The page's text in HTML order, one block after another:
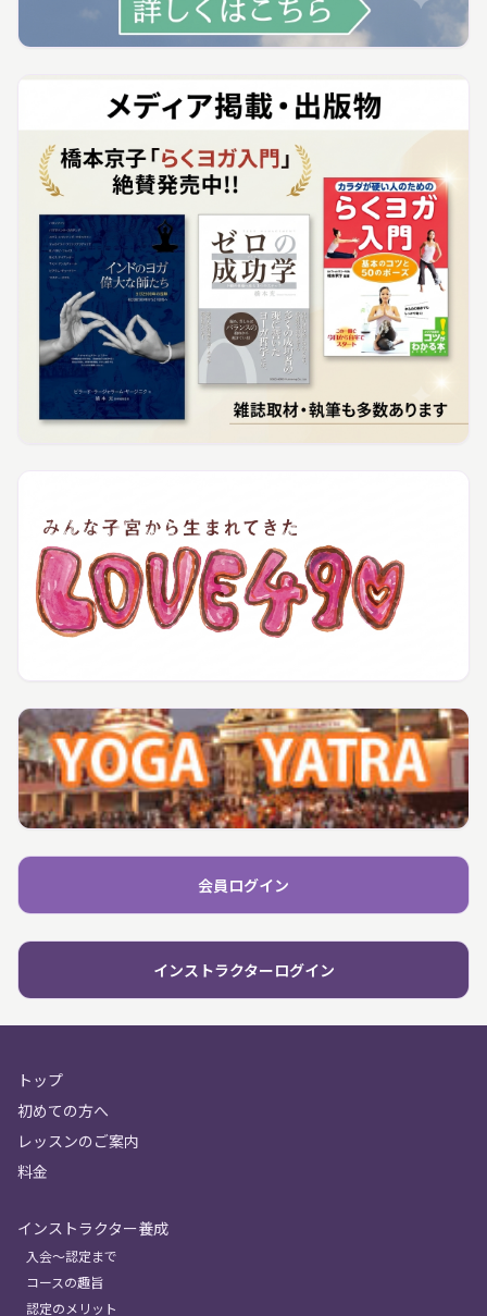
会員ログイン
インストラクターログイン
トップ
初めての方へ
レッスンのご案内
料金
インストラクター養成
入会〜認定まで
コースの趣旨
認定のメリット